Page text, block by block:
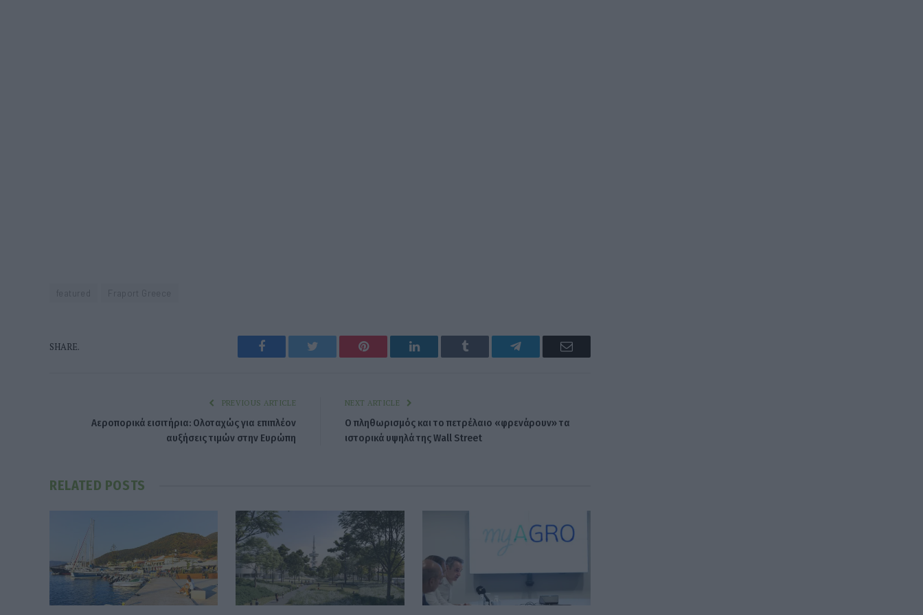
SHARE. Facebook Pinterest LinkedIn Tumblr Telegram Email
PREVIOUS ARTICLE
Αεροπορικά εισιτήρια: Ολοταχώς για επιπλέον
αυξήσεις τιμών στην Ευρώπη
NEXT ARTICLE
Ο πληθωρισμός και το πετρέλαιο «φρενάρουν» τα
ιστορικά υψηλά της Wall Street
RELATED POSTS